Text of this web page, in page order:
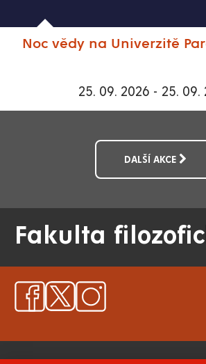
Noc vědy na Univerzitě
25. 09. 2026 - 25. 09.
DALŠÍ AKCE
Fakulta